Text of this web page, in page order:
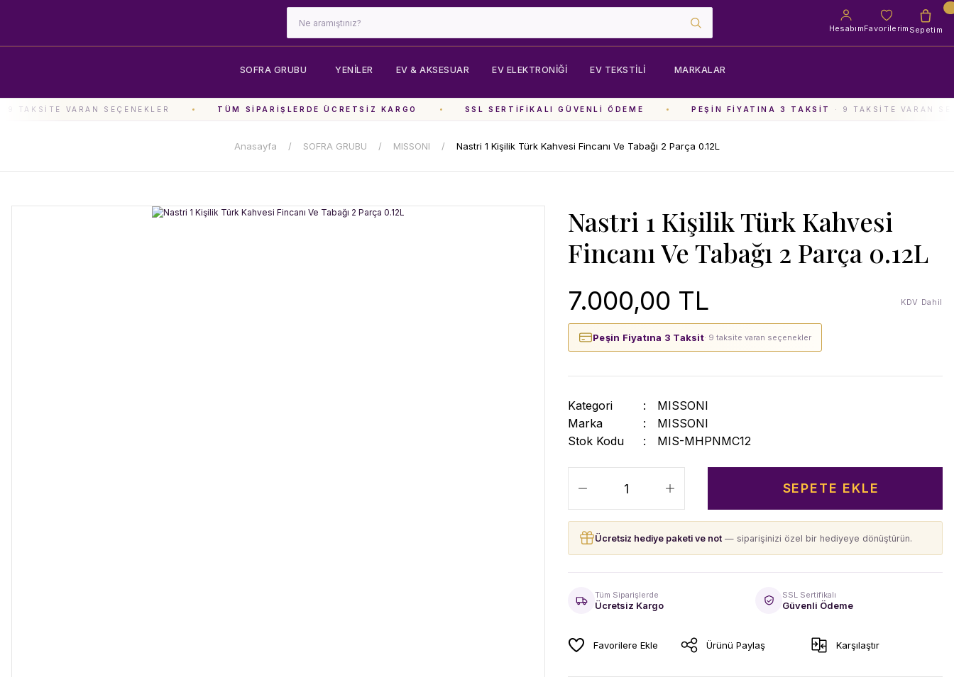
HesabımFavorilerim Sepetim
SOFRA GRUBU YENİLER EV & AKSESUAR EV ELEKTRONIĞI EV TEKSTILI MARKALAR
VARAN SEÇENEKLER TÜM SIPARIŞLERDE ÜCRETSIZ KARGO SSL SERTIFIKALI GÜVENLI ÖDEME PEŞIN FIYATINA 3 TAKSIT · 9 TAKSITE VARAN
Anasayfa SOFRA GRUBU MISSONI Nastri 1 Kişilik Türk Kahvesi Fincanı Ve Tabağı 2 Parça 0.12L
Nastri 1 Kişilik Türk Kahvesi
Fincanı Ve Tabağı 2 Parça 0.12L
7.000,00 TL KDV Dahil
Peşin Fiyatına 3 Taksit· 9 taksite varan seçenekler
Kategori
MISSONI
Marka
MISSONI
Stok Kodu
MIS-MHPNMC12
SEPETE EKLE
Ücretsiz hediye paketi ve not — siparişinizi özel bir hediyeye dönüştürün.
Tüm Siparişlerde
Ücretsiz Kargo
SSL Sertifikalı
Güvenli Ödeme
Ürünü Paylaş Karşılaştır